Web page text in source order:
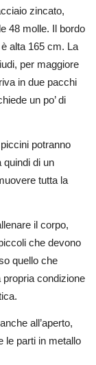
zincato,
48 molle. Il bordo
alta 165 cm. La
per maggiore
in due pacchi
un po’ di
potranno
quindi di un
tutta la
il corpo,
che devono
quello che
condizione
all’aperto,
le parti in metallo